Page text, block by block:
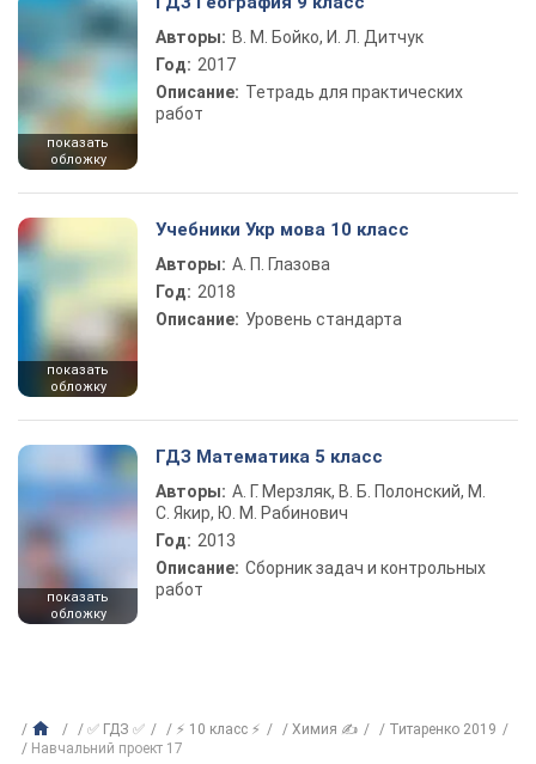
показать
обложку
Авторы: В. М. Бойко, И. Л. Дитчук
Год: 2017
Описание: Тетрадь для практических
работ
показать
обложку
Учебники Укр мова 10 класс
Авторы: А. П. Глазова
Год: 2018
Описание: Уровень стандарта
показать
обложку
ГДЗ Математика 5 класс
Авторы: А. Г. Мерзляк, В. Б. Полонский, М.
С. Якир, Ю. М. Рабинович
Год: 2013
Описание: Сборник задач и контрольных
работ
✅ ГДЗ ✅ ⚡ 10 класс ⚡ Химия ✍
Титаренко 2019
Навчальний проект 17